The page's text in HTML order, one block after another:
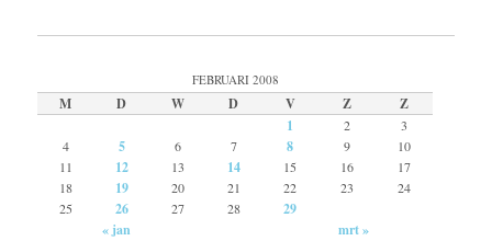
FEBRUARI 2008
M D W D V Z
Z
1
2
3
4
5 6 7 8 9
10
11
12 13 14 15 16
17
18
19 20 21 22 23
24
25
26 27 28
29
« jan
mrt »